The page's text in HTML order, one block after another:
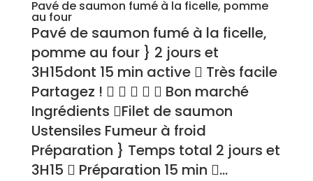
Pavé de saumon fumé à la ficelle, pomme
au four
Pavé de saumon fumé à la ficelle,
pomme au four } 2 jours et
3H15dont 15 min active  Très facile
Partagez !      Bon marché
Ingrédients Filet de saumon
Ustensiles Fumeur à froid
Préparation } Temps total 2 jours et
3H15  Préparation 15 min ...